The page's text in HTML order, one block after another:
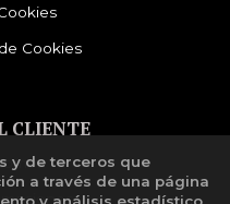
Cookies
CLIENTE
y de terceros que
a través de una página